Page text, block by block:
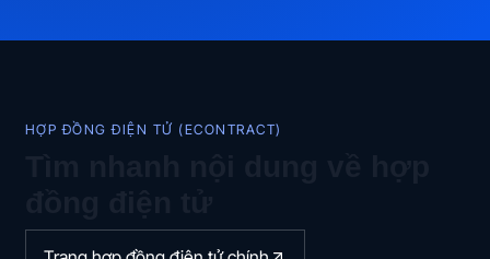
HỢP ĐỒNG ĐIỆN TỬ (ECONTRACT)